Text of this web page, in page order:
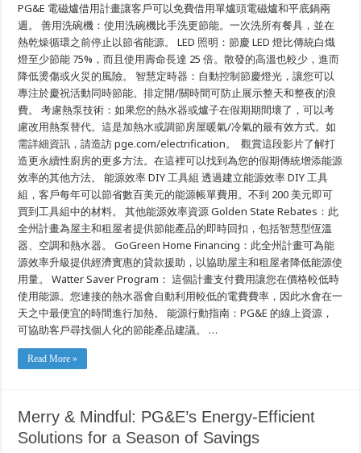
PG&E 電磁爐借用計畫讓客戶可以免費借用單爐頭電磁爐和平底鍋兩
週。 善用洗碗機：使用洗碗機比手洗更節能。一次洗所有餐具，並在
熱乾燥循環之前停止以節省能源。 LED 照明：節慶 LED 燈比傳統白熾
燈至少節能 75%，而且使用壽命長達 25 倍。散發的高溫也較少，進而
降低燙傷或火災的風險。 智慧定時器：自動控制節慶燈光，讓您可以
專注於慶祝活動同時節能。排定開/關時間可防止展示整天和整夜的浪
費。 考慮熱泵技術：如果您的熱水器或爐子在假期期間壞了，可以考
慮改用熱泵替代。這是加熱水或調節房屋暖氣/冷氣的最有效方式。如
需詳細資訊，請造訪 pge.com/electrification。 觀賞這段影片了解打
造更永續性廚房的更多方法。在這裡可以找到為您的假期傳統增添能源
效率的其他方法。 能源效率 DIY 工具組 透過建立能源效率 DIY 工具
組，客戶每年可以節省數百美元的能源帳單費用。不到 200 美元即可
買到工具組中的材料。 其他能源效率資源 Golden State Rebates：此
全州計畫為屋主和租屋者提供節能產品的即時回扣，包括智慧型恆溫
器、空調和熱水器。 GoGreen Home Financing：此全州計畫可為能
源效率升級提供經濟實惠的貸款援助，以協助屋主和租屋者降低能源使
用量。 Watter Saver Program： 這個計畫支付費用讓您在價格較低時
使用能源。您連接的熱水器會自動利用較低的電費費率，因此水會在一
天之中最便宜的時間進行加熱。 能源行動指南：PG&E 的線上資源，
可協助客戶尋找個人化的節能產品建議。 …
Read More »
Merry & Mindful: PG&E’s Energy-Efficient
Solutions for a Season of Savings